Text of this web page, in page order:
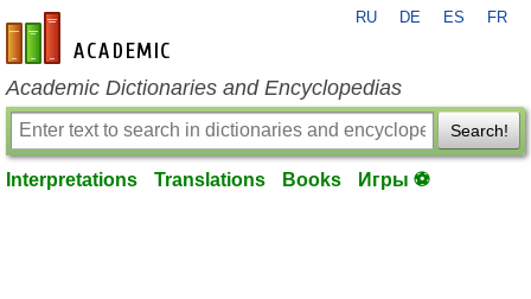
en-academic.com
RU DE ES FR
Academic Dictionaries and Encyclopedias
Search!
Interpretations Translations Books Игры ⚽